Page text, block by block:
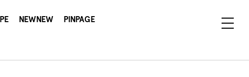
NEWNEW PINPAGE